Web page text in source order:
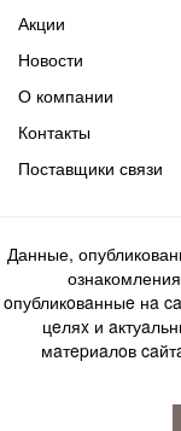
Акции
Новости
О компании
Контакты
Поставщики связи
Данные,
oпубликoвaнныe нa
цeляx и
мaтepиaлoв